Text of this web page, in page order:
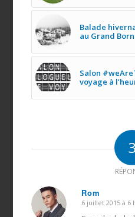
Balade
au Grand
Salon
voyage à
3
Rom
dit
6 juillet 2015 à 6